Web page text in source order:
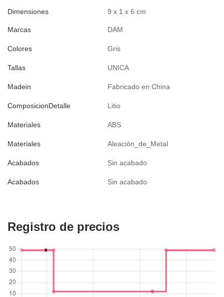
Dimensiones 9 x 1 x 6 cm
Marcas DAM
Colores Gris
Tallas UNICA
Madein Fabricado en China
ComposicionDetalle Litio
Materiales ABS
Materiales Aleación_de_Metal
Acabados Sin acabado
Acabados Sin acabado
Registro de precios